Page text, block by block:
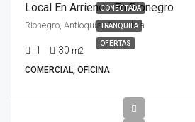
CONECTADA
TRANQUILA
OFERTAS
Local En Arriendo En Rionegro
Rionegro, Antioquia, Colombia
1 30 m2
COMERCIAL, OFICINA